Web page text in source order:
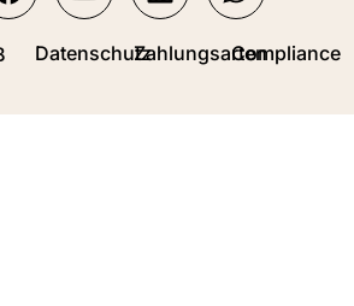
DatenschutzZahlungsartenCompliance